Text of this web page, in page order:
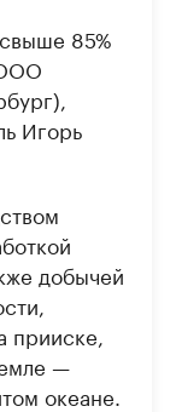
85%
Игорь
добычей
прииске,
—
океане.